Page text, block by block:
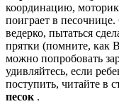
координацию,
поиграет в
ведерко, пытаться
прятки (помните, как
можно попробовать
удивляйтесь, если
поступить, читайте в
песок .